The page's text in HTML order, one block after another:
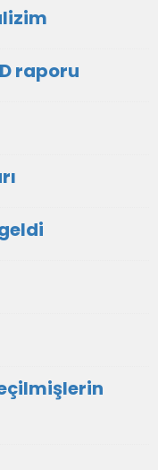
raporu